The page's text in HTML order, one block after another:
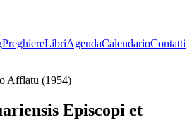
PreghiereLibriAgendaCalendarioContatti
Afflatu (1954)
Episcopi et